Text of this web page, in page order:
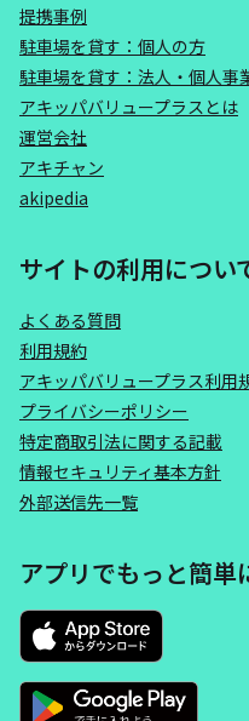
提携事例
駐車場を貸す：個人の方
駐車場を貸す：法人・個人事
アキッパバリュープラスとは
運営会社
アキチャン
akipedia
サイトの利用につい
よくある質問
利用規約
アキッパバリュープラス利用
プライバシーポリシー
特定商取引法に関する記載
情報セキュリティ基本方針
外部送信先一覧
アプリでもっと簡単